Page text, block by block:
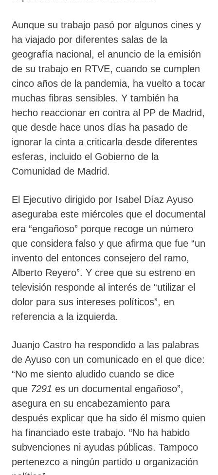
Aunque su trabajo pasó por algunos cines y
ha viajado por diferentes salas de la
geografía nacional, el anuncio de la emisión
de su trabajo en RTVE, cuando se cumplen
cinco años de la pandemia, ha vuelto a tocar
muchas fibras sensibles. Y también ha
hecho reaccionar en contra al PP de Madrid,
que desde hace unos días ha pasado de
ignorar la cinta a criticarla desde diferentes
esferas, incluido el Gobierno de la
Comunidad de Madrid.
El Ejecutivo dirigido por Isabel Díaz Ayuso
aseguraba este miércoles que el documental
era “engañoso” porque recoge un número
que considera falso y que afirma que fue “un
invento del entonces consejero del ramo,
Alberto Reyero”. Y cree que su estreno en
televisión responde al interés de “utilizar el
dolor para sus intereses políticos”, en
referencia a la izquierda.
Juanjo Castro ha respondido a las palabras
de Ayuso con un comunicado en el que dice:
“No me siento aludido cuando se dice
que 7291 es un documental engañoso”,
asegura en su encabezamiento para
después explicar que ha sido él mismo quien
ha financiado este trabajo. “No ha habido
subvenciones ni ayudas públicas. Tampoco
pertenezco a ningún partido u organización